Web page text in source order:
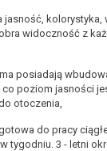
jasność, kolorystyka,
widoczność z
posiadają
co poziom jasności
otoczenia,
do pracy
tygodniu. 3 - letni